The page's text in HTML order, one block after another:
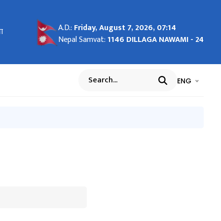
A.D.: Friday, August 7, 2026, 07:14
Nepal Samvat:1146 DILLAGA NAWAMI - 24
Search भाषा चयन
ENG